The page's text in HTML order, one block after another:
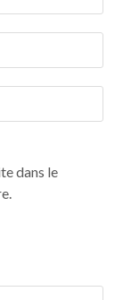
dans le